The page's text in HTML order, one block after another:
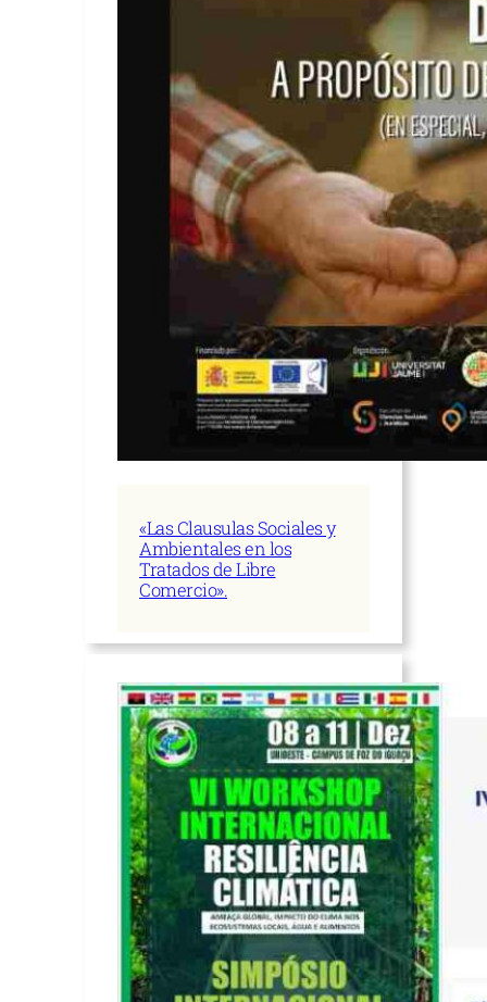
«Las Clausulas Sociales y
Ambientales en los
Tratados de Libre
Comercio».